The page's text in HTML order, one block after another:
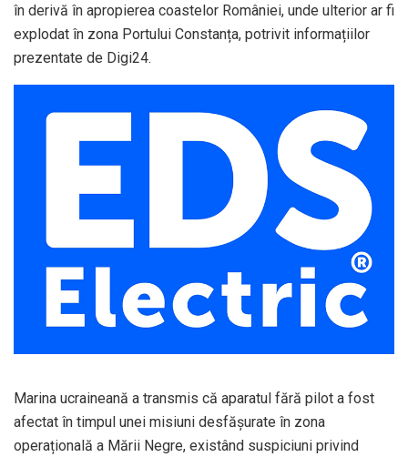
în derivă în apropierea coastelor României, unde ulterior ar fi
explodat în zona Portului Constanța, potrivit informațiilor
prezentate de Digi24.
Marina ucraineană a transmis că aparatul fără pilot a fost
afectat în timpul unei misiuni desfășurate în zona
operațională a Mării Negre, existând suspiciuni privind